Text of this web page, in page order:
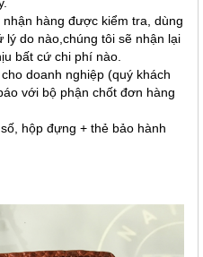
hàng được kiểm tra, dùng
do nào,chúng tôi sẽ nhận lại
bất cứ chi phí nào.
doanh nghiệp (quý khách
với bộ phận chốt đơn hàng
hộp đựng + thẻ bảo hành